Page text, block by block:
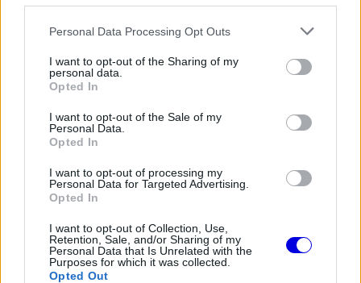
Please note that this website/app uses one or more Google
not limited to your visit or usage behaviour. You may click to
grant or deny consent to Google and its third-party tags to
use your data for below specified purposes in below Google
consent section.
Personal Data Processing Opt Outs
I want to opt-out of the Sharing of my
personal data.
Opted In
I want to opt-out of the Sale of my
Personal Data.
Opted In
I want to opt-out of processing my
Personal Data for Targeted Advertising.
Opted In
I want to opt-out of Collection, Use,
Retention, Sale, and/or Sharing of my
Personal Data that Is Unrelated with the
Purposes for which it was collected.
Opted Out
ideje végül a 16. helyre volt elég, ami egy újabb
fájó Q1-es kiesést jelentett számára.
is
loading.
modal
the server or network failed or because the format